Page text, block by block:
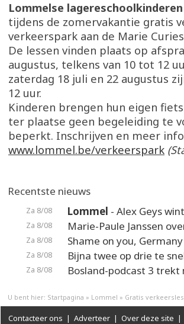
Lommelse
tijdens de zomervakantie gratis
verkeerspark aan de Marie
De lessen vinden plaats op
augustus, telkens van 10 tot 12
zaterdag 18 juli en 22 augustus
12 uur.
Kinderen brengen hun eigen
ter plaatse geen begeleiding te
beperkt. Inschrijven en meer
www.lommel.be/verkeerspark
Recentste nieuws
Za 8/08 Lommel - Alex Geys
Za 8/08 Marie-Paule Janssen
Za 8/08 Shame on you, Germany
Za 8/08 Bijna twee op drie te
Za 8/08 Bosland-podcast 3 trekt
U bent hier: Startpagina » Lommel » Gratis
Contacteer ons | Adverteer | Over deze site |